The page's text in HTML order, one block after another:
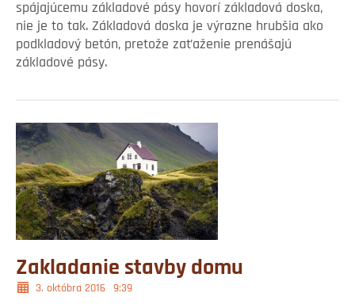
spájajúcemu základové pásy hovorí základová doska,
nie je to tak. Základová doska je výrazne hrubšia ako
podkladový betón, pretože zaťaženie prenášajú
základové pásy.
Zakladanie stavby domu
3. októbra 2016 9:39